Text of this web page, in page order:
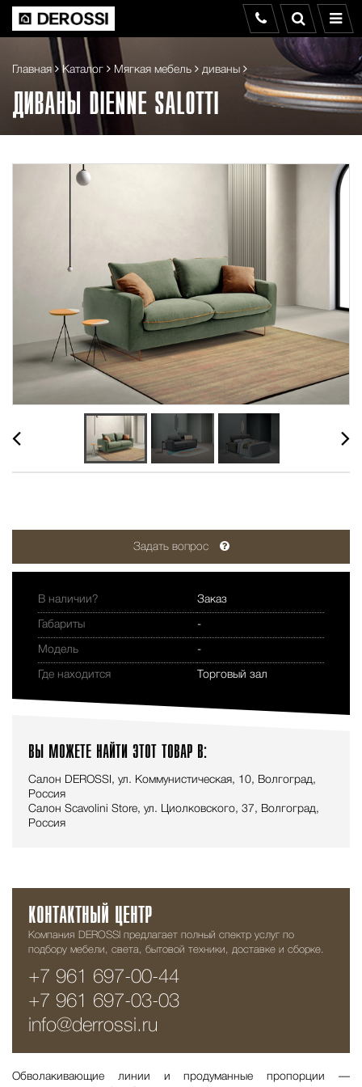
Главная Каталог Мягкая мебель диваны
ДИВАНЫ DIENNE SALOTTI
Задать вопрос
В наличии? Заказ
Габариты -
Модель -
Где находится Торговый зал
ВЫ МОЖЕТЕ НАЙТИ ЭТОТ ТОВАР В:
Салон DEROSSI, ул. Коммунистическая, 10, Волгоград,
Россия
Салон Scavolini Store, ул. Циолковского, 37, Волгоград,
Россия
КОНТАКТНЫЙ ЦЕНТР
Компания DEROSSI предлагает полный спектр услуг по
подбору мебели, света, бытовой техники, доставке и сборке.
+7 961 697-00-44
+7 961 697-03-03
info@derrossi.ru
Обволакивающие линии и продуманные пропорции —